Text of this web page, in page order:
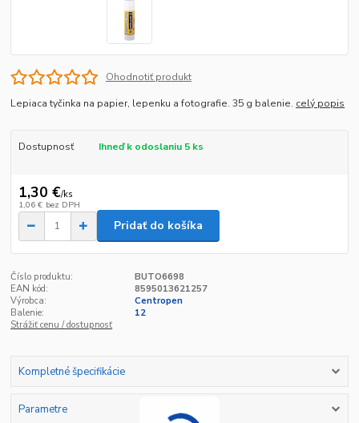
Ohodnotiť produkt
Lepiaca tyčinka na papier, lepenku a fotografie. 35 g balenie. celý popis
Dostupnosť Ihneď k odoslaniu 5 ks
1,30 €/ks
1,06 € bez DPH
Pridať do košíka
Číslo produktu:
BUTO6698
EAN kód:
8595013621257
Výrobca:
Centropen
Balenie:
12
Strážiť cenu / dostupnosť
Kompletné špecifikácie
Parametre